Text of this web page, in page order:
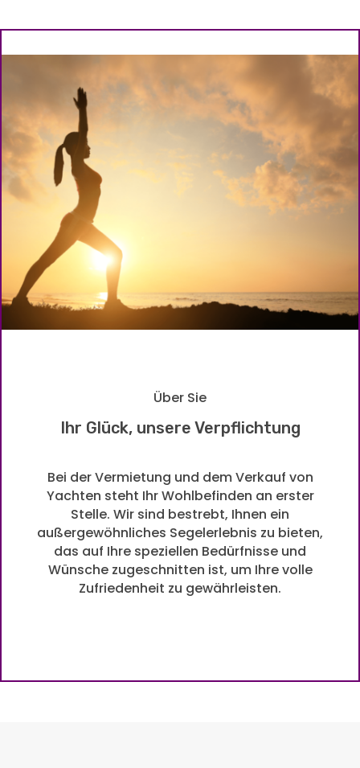
Über Sie
Ihr Glück, unsere Verpflichtung
Bei der Vermietung und dem Verkauf von
Yachten steht Ihr Wohlbefinden an erster
Stelle. Wir sind bestrebt, Ihnen ein
außergewöhnliches Segelerlebnis zu bieten,
das auf Ihre speziellen Bedürfnisse und
Wünsche zugeschnitten ist, um Ihre volle
Zufriedenheit zu gewährleisten.